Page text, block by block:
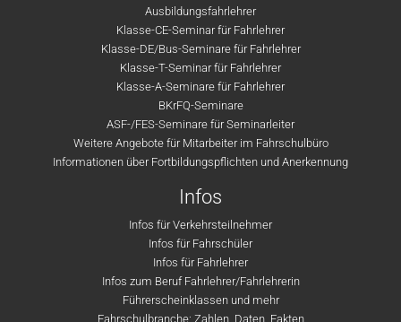
Ausbildungsfahrlehrer
Klasse-CE-Seminar für Fahrlehrer
Klasse-DE/Bus-Seminare für Fahrlehrer
Klasse-T-Seminar für Fahrlehrer
Klasse-A-Seminare für Fahrlehrer
BKrFQ-Seminare
ASF-/FES-Seminare für Seminarleiter
Weitere Angebote für Mitarbeiter im Fahrschulbüro
Informationen über Fortbildungspflichten und Anerkennung
Infos
Infos für Verkehrsteilnehmer
Infos für Fahrschüler
Infos für Fahrlehrer
Infos zum Beruf Fahrlehrer/Fahrlehrerin
Führerscheinklassen und mehr
Fahrschulbranche: Zahlen, Daten, Fakten